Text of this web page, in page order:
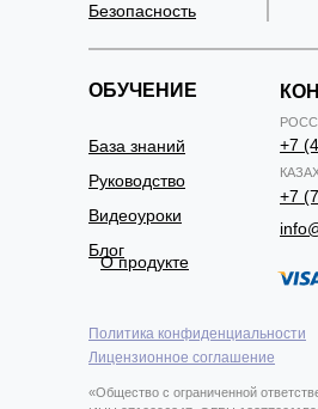
Безопасность
ОБУЧЕНИЕ
Руководство
Видеоуроки
+7
Политика конфиденциальности
Лицензионное соглашение
«Общество с ограниченной
База знаний
Блог
О продукте
+7